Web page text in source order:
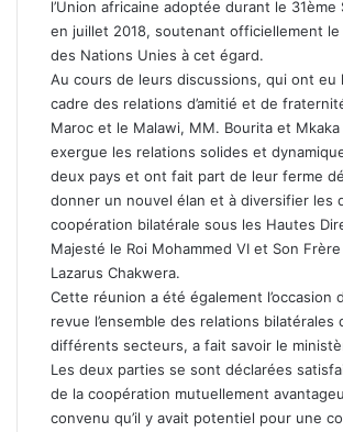
l’Union africaine adoptée durant le 31ème
en juillet 2018, soutenant officiellement le
des Nations Unies à cet égard.
Au cours de leurs discussions, qui ont eu
cadre des relations d’amitié et de
Maroc et le Malawi, MM. Bourita et
exergue les relations solides et
deux pays et ont fait part de leur ferme
donner un nouvel élan et à diversifier les
coopération bilatérale sous les Hautes
Majesté le Roi Mohammed VI et Son
Lazarus Chakwera.
Cette réunion a été également l’occasion
revue l’ensemble des relations bilatérales
différents secteurs, a fait savoir le
Les deux parties se sont déclarées
de la coopération mutuellement
convenu qu’il y avait potentiel pour une